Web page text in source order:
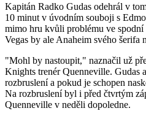
Kapitán Radko Gudas odehrál v
10 minut v úvodním souboji s
mimo hru kvůli problému ve spodní
Vegas by ale Anaheim svého šerifa
"Mohl by nastoupit," naznačil už
Knights trenér Quenneville. Gudas
rozbruslení a pokud je schopen
Na rozbruslení byl i před čtvrtým
Quenneville v neděli dopoledne.